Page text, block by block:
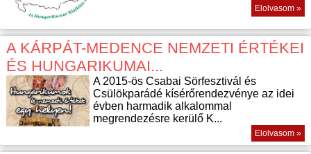
Elolvasom »
A KÁRPÁT-MEDENCE NEMZETI ÉRTÉKEI
ÉS HUNGARIKUMAI...
A 2015-ös Csabai Sörfesztivál és
Csülökparádé kísérőrendezvénye az idei
évben harmadik alkalommal
megrendezésre kerülő K...
Elolvasom »